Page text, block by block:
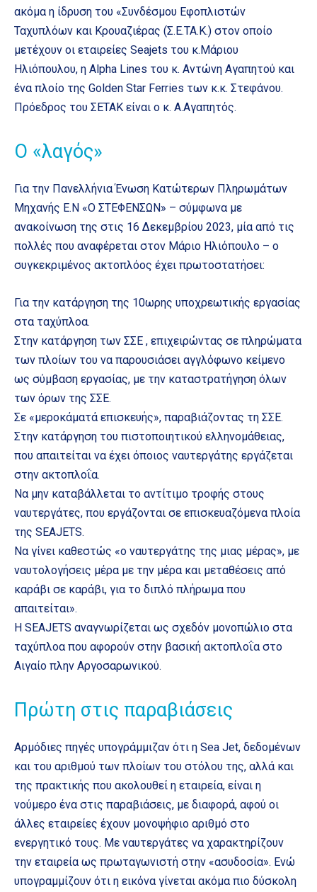
ακόμα η ίδρυση του «Συνδέσμου Εφοπλιστών
Ταχυπλόων και Κρουαζιέρας (Σ.Ε.ΤΑ.Κ.) στον οποίο
μετέχουν οι εταιρείες Seajets του κ.Μάριου
Ηλιόπουλου, η Alpha Lines του κ. Αντώνη Αγαπητού και
ένα πλοίο της Golden Star Ferries των κ.κ. Στεφάνου.
Πρόεδρος του ΣΕΤΑΚ είναι ο κ. Α.Αγαπητός.
Ο «λαγός»
Για την Πανελλήνια Ένωση Κατώτερων Πληρωμάτων
Μηχανής Ε.Ν «Ο ΣΤΕΦΕΝΣΩΝ» – σύμφωνα με
ανακοίνωση της στις 16 Δεκεμβρίου 2023, μία από τις
πολλές που αναφέρεται στον Μάριο Ηλιόπουλο – ο
συγκεκριμένος ακτοπλόος έχει πρωτοστατήσει:
Για την κατάργηση της 10ωρης υποχρεωτικής εργασίας
στα ταχύπλοα.
Στην κατάργηση των ΣΣΕ , επιχειρώντας σε πληρώματα
των πλοίων του να παρουσιάσει αγγλόφωνο κείμενο
ως σύμβαση εργασίας, με την καταστρατήγηση όλων
των όρων της ΣΣΕ.
Σε «μεροκάματά επισκευής», παραβιάζοντας τη ΣΣΕ.
Στην κατάργηση του πιστοποιητικού ελληνομάθειας,
που απαιτείται να έχει όποιος ναυτεργάτης εργάζεται
στην ακτοπλοΐα.
Να μην καταβάλλεται το αντίτιμο τροφής στους
ναυτεργάτες, που εργάζονται σε επισκευαζόμενα πλοία
της SEAJETS.
Να γίνει καθεστώς «ο ναυτεργάτης της μιας μέρας», με
ναυτολογήσεις μέρα με την μέρα και μεταθέσεις από
καράβι σε καράβι, για το διπλό πλήρωμα που
απαιτείται».
Η SEAJETS αναγνωρίζεται ως σχεδόν μονοπώλιο στα
ταχύπλοα που αφορούν στην βασική ακτοπλοΐα στο
Αιγαίο πλην Αργοσαρωνικού.
Πρώτη στις παραβιάσεις
Αρμόδιες πηγές υπογράμμιζαν ότι η Sea Jet, δεδομένων
και του αριθμού των πλοίων του στόλου της, αλλά και
της πρακτικής που ακολουθεί η εταιρεία, είναι η
νούμερο ένα στις παραβιάσεις, με διαφορά, αφού οι
άλλες εταιρείες έχουν μονοψήφιο αριθμό στο
ενεργητικό τους. Με ναυτεργάτες να χαρακτηρίζουν
την εταιρεία ως πρωταγωνιστή στην «ασυδοσία». Ενώ
υπογραμμίζουν ότι η εικόνα γίνεται ακόμα πιο δύσκολη